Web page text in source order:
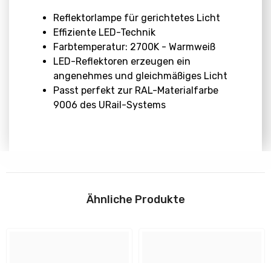
Reflektorlampe für gerichtetes Licht
Effiziente LED-Technik
Farbtemperatur: 2700K - Warmweiß
LED-Reflektoren erzeugen ein
angenehmes und gleichmäßiges Licht
Passt perfekt zur RAL-Materialfarbe
9006 des URail-Systems
Ähnliche Produkte